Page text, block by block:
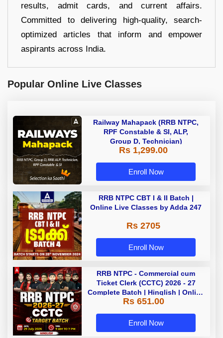
results, admit cards, and current affairs.
Committed to delivering high-quality, search-
optimized articles that inform and empower
aspirants across India.
Popular Online Live Classes
Railway Mahapack (RRB NTPC,
RPF Constable & SI, ALP,
Group D, Technician)
Rs 1,299.00
Enroll Now
RRB NTPC CBT I & II Batch |
Online Live Classes by Adda 247
Rs 2705
Enroll Now
RRB NTPC - Commercial cum
Ticket Clerk (CCTC) 2026 - 27
Complete Batch | Hinglish | Online
Live Classes By Adda247
Rs 651.00
Enroll Now